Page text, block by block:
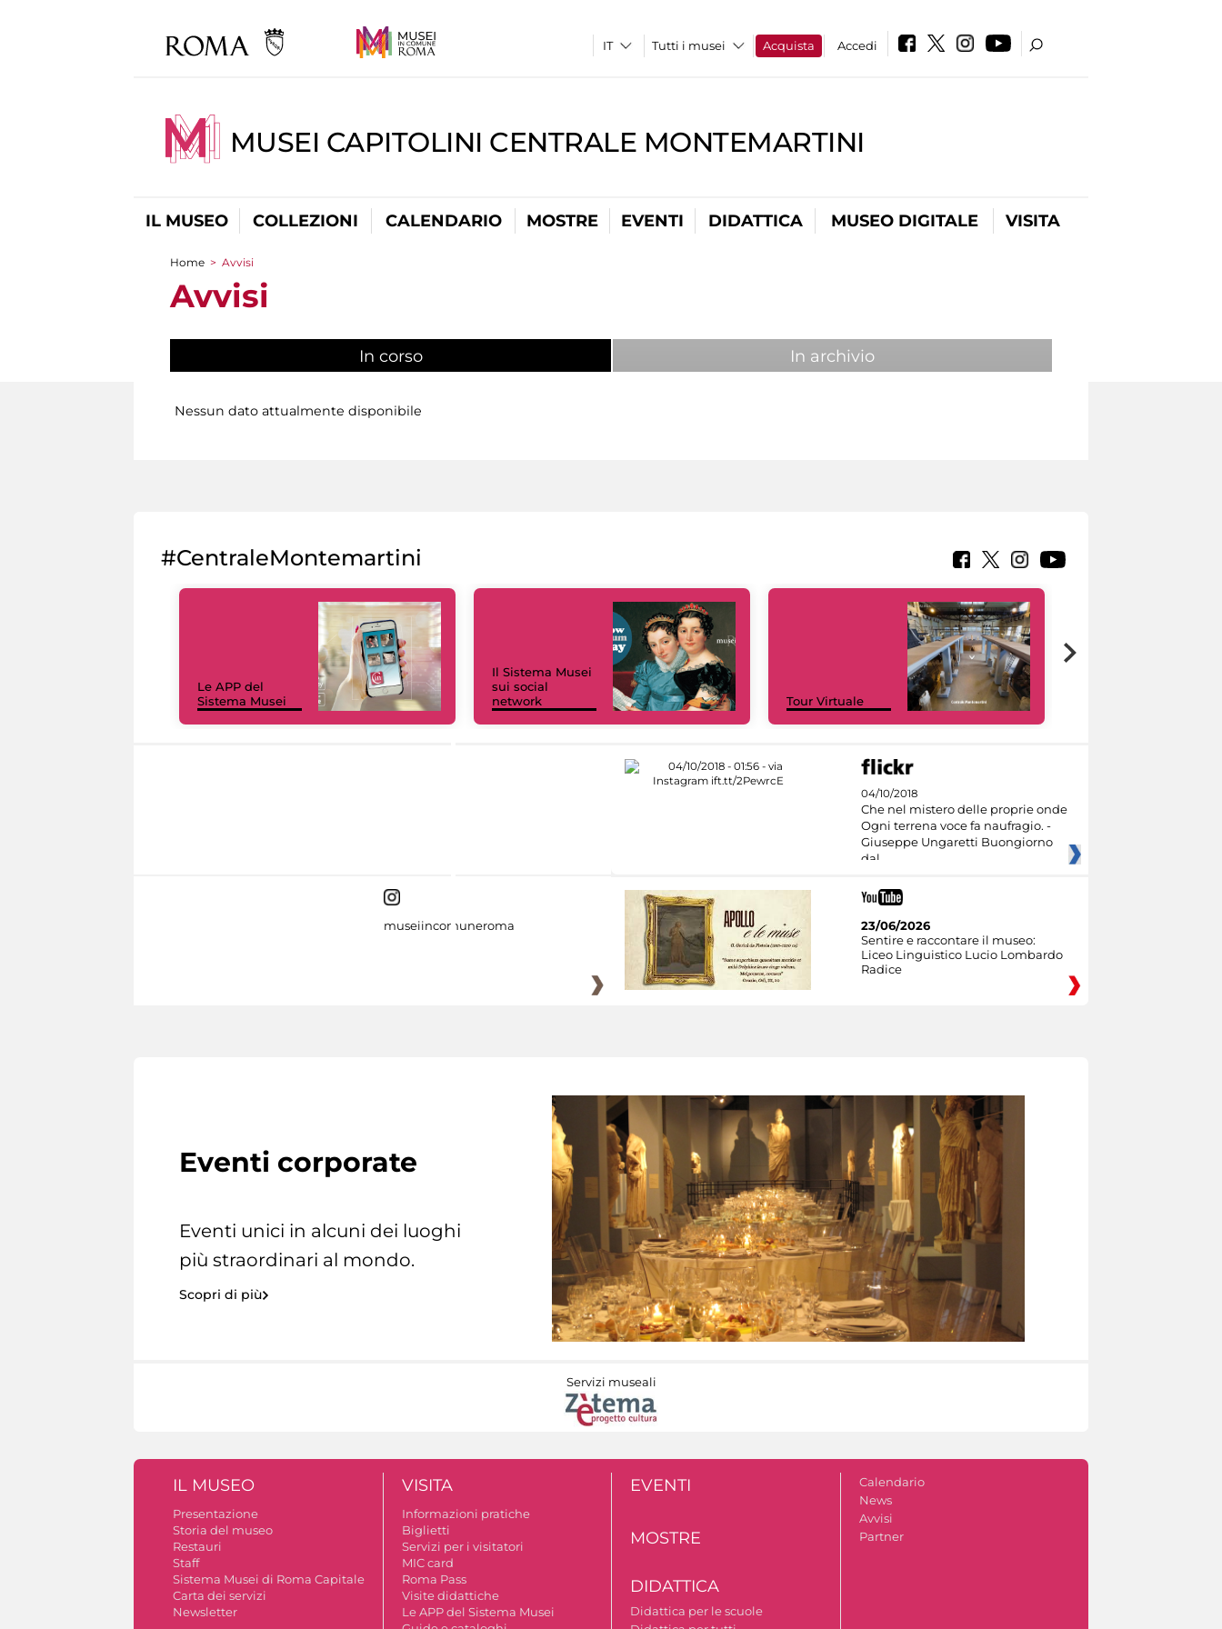
Tutti i musei Acquista Accedi
MUSEI CAPITOLINI CENTRALE MONTEMARTINI
IL MUSEO COLLEZIONI CALENDARIO MOSTRE EVENTI DIDATTICA MUSEO DIGITALE VISITA
Tu sei qui
Home > Avvisi
Avvisi
In corso(scheda attiva) In archivio
Nessun dato attualmente disponibile
#CentraleMontemartini
Le APP del
Sistema Musei
Il Sistema Musei
sui social
network
Tour Virtuale
04/10/2018
Che nel mistero delle proprie onde
Ogni terrena voce fa naufragio. -
Giuseppe Ungaretti Buongiorno
dal
museiincomuneroma
23/06/2026
Sentire e raccontare il museo:
Liceo Linguistico Lucio Lombardo
Radice
Eventi corporate
Eventi unici in alcuni dei luoghi
più straordinari al mondo.
Scopri di più
Servizi museali
IL MUSEO
Presentazione
Storia del museo
Restauri
Staff
Sistema Musei di Roma Capitale
Carta dei servizi
Newsletter
VISITA
Informazioni pratiche
Biglietti
Servizi per i visitatori
MIC card
Roma Pass
Visite didattiche
Le APP del Sistema Musei
EVENTI
MOSTRE
DIDATTICA
Didattica per le scuole
Calendario
News
Avvisi
Partner